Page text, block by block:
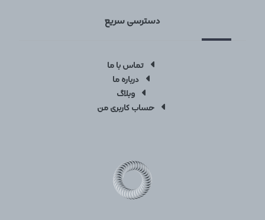
دسترسی سریع
تماس با ما
درباره ما
وبلاگ
حساب کاربری من